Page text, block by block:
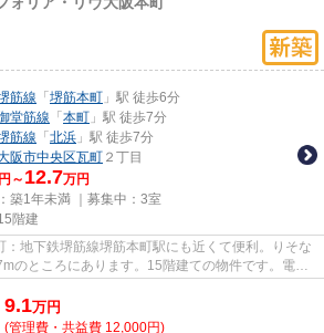
筋線 「 堺筋本町 」駅 徒歩6分
堂筋線 「 本町 」駅 徒歩7分
筋線 「 北浜 」駅 徒歩7分
阪市中央区瓦町 ２丁目
～ 12.7万円
築1年未満 ｜募集中： 3室
階建
：地下鉄堺筋線堺筋本町駅にも近くて便利。りそな
のところにあります。15階建ての物件です。電車
9.1万円
(管理費・共益費 12,000円)